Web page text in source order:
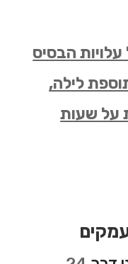
הבסיס
לילה,
על שעות